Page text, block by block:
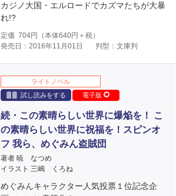
カジノ大国・エルロードでカズマたちが大暴
れ!?
定価 704円（本体640円＋税）
発売日：2016年11月01日
判型：文庫判
ライトノベル
試し読みをする
電子版
続・この素晴らしい世界に爆焔を！ こ
の素晴らしい世界に祝福を！スピンオ
フ 我ら、めぐみん盗賊団
著者 暁 なつめ
イラスト 三嶋 くろね
めぐみんキャラクター人気投票１位記念企